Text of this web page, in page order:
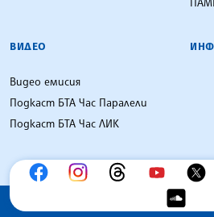
ВИДЕО
Видео емисия
Подкаст БТА Час Паралели
Подкаст БТА Час ЛИК